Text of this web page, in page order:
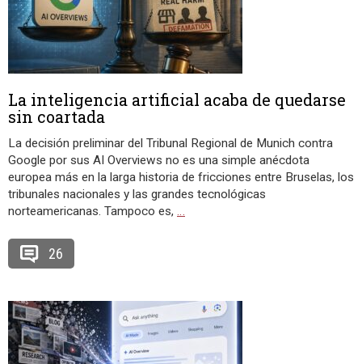
La inteligencia artificial acaba de quedarse
sin coartada
La decisión preliminar del Tribunal Regional de Munich contra
Google por sus AI Overviews no es una simple anécdota
europea más en la larga historia de fricciones entre Bruselas, los
tribunales nacionales y las grandes tecnológicas
norteamericanas. Tampoco es, …
26